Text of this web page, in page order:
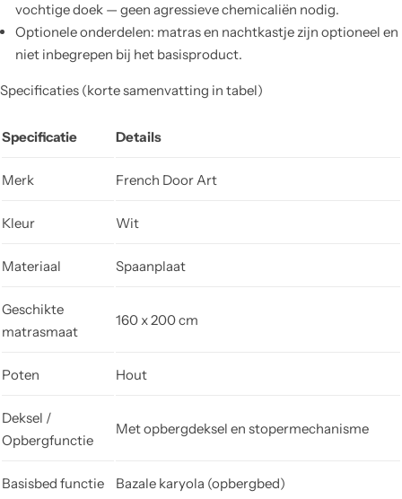
vochtige doek — geen agressieve chemicaliën nodig.
Optionele onderdelen: matras en nachtkastje zijn optioneel en
niet inbegrepen bij het basisproduct.
Specificaties (korte samenvatting in tabel)
Specificatie Details
Merk French Door Art
Kleur Wit
Materiaal Spaanplaat
Geschikte
matrasmaat
160 x 200 cm
Poten Hout
Deksel /
Opbergfunctie
Met opbergdeksel en stopermechanisme
Basisbed functie Bazale karyola (opbergbed)